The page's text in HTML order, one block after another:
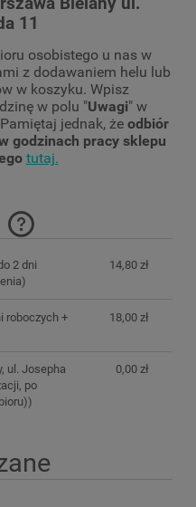
11
osobistego u nas w
z dodawaniem helu lub
w koszyku. Wpisz
w polu "Uwagi" w
jednak, że odbiór
godzinach pracy sklepu
tutaj.
płatności
2 dni
14,80 zł
roboczych +
18,00 zł
ul. Josepha
po
0,00 zł